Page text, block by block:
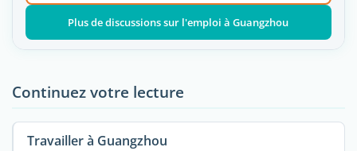
Plus de discussions sur l'emploi à Guangzhou
Continuez votre lecture
Travailler à Guangzhou